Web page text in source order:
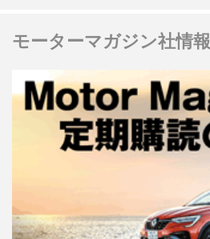
モーターマガジン社情報